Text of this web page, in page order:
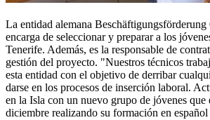
La entidad alemana
encarga de seleccionar y preparar a los
Tenerife. Además, es la responsable de
gestión del proyecto. "Nuestros técnicos
esta entidad con el objetivo de derribar
darse en los procesos de inserción laboral.
en la Isla con un nuevo grupo de jóvenes que
diciembre realizando su formación en